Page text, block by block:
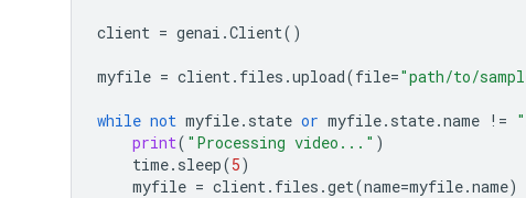
client = genai .Client()
myfile = client. files .upload(file="path/to/
while not myfile. state or myfile. state.name !=
print( "Processing video..." )
time. sleep(5)
myfile = client. files .get(name=myfile.name)